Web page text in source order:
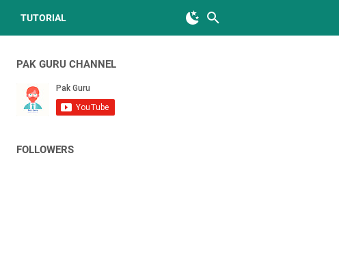
TUTORIAL
PAK GURU CHANNEL
FOLLOWERS